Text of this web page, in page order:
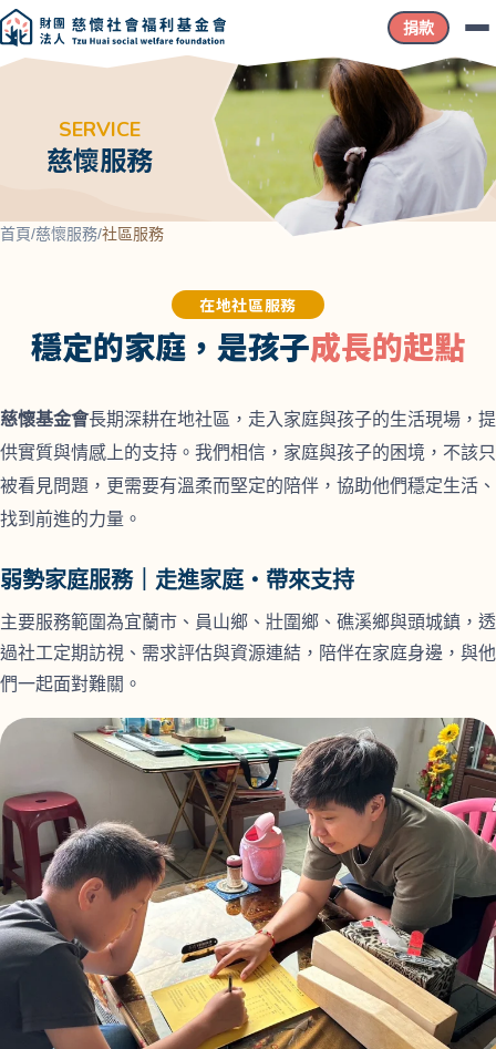
捐款
SERVICE
慈懷服務
首頁/慈懷服務/社區服務
在地社區服務
穩定的家庭，是孩子成長的起點
慈懷基金會長期深耕在地社區，走入家庭與孩子的生活現場，提
供實質與情感上的支持。我們相信，家庭與孩子的困境，不該只
被看見問題，更需要有溫柔而堅定的陪伴，協助他們穩定生活、
找到前進的力量。
弱勢家庭服務｜走進家庭・帶來支持
主要服務範圍為宜蘭市、員山鄉、壯圍鄉、礁溪鄉與頭城鎮，透
過社工定期訪視、需求評估與資源連結，陪伴在家庭身邊，與他
們一起面對難關。